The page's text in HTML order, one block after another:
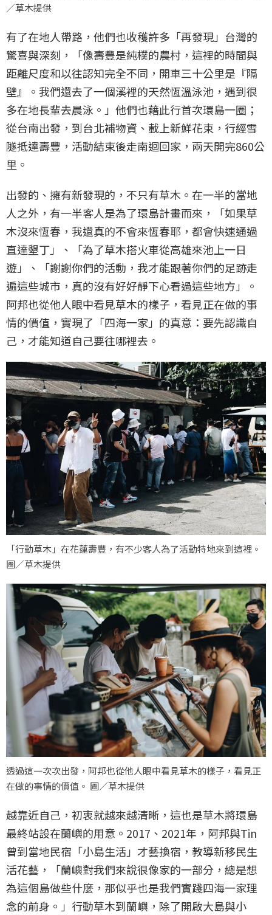
／草木提供
有了在地人帶路，他們也收穫許多「再發現」台灣的
驚喜與深刻，「像壽豐是純樸的農村，這裡的時間與
距離尺度和以往認知完全不同，開車三十公里是『隔
壁』。我們還去了一個溪裡的天然恆溫泳池，遇到很
多在地長輩去晨泳。」他們也藉此行首次環島一圈；
從台南出發，到台北補物資、載上新鮮花束，行經雪
隧抵達壽豐，活動結束後走南迴回家，兩天開完860公
里。
出發的、擁有新發現的，不只有草木。在一半的當地
人之外，有一半客人是為了環島計畫而來，「如果草
木沒來恆春，我還真的不會來恆春耶，都會快速通過
直達墾丁」、「為了草木搭火車從高雄來池上一日
遊」、「謝謝你們的活動，我才能跟著你們的足跡走
遍這些城市，真的沒有好好靜下心看過這些地方」。
阿邦也從他人眼中看見草木的樣子，看見正在做的事
情的價值，實現了「四海一家」的真意：要先認識自
己，才能知道自己要往哪裡去。
「行動草木」在花蓮壽豐，有不少客人為了活動特地來到這裡。
圖／草木提供
透過這一次次出發，阿邦也從他人眼中看見草木的樣子，看見正
在做的事情的價值。 圖／草木提供
越靠近自己，初衷就越來越清晰，這也是草木將環島
最終站設在蘭嶼的用意。2017、2021年，阿邦與Tin
曾到當地民宿「小島生活」才藝換宿，教導新移民生
活花藝，「蘭嶼對我們來說很像家的一部分，總是想
為這個島做些什麼，那似乎也是我們實踐四海一家理
念的前身。」行動草木到蘭嶼，除了開啟大島與小